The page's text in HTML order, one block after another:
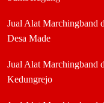
Jual Alat Marchingband
Desa Made
Jual Alat Marchingband
Kedungrejo